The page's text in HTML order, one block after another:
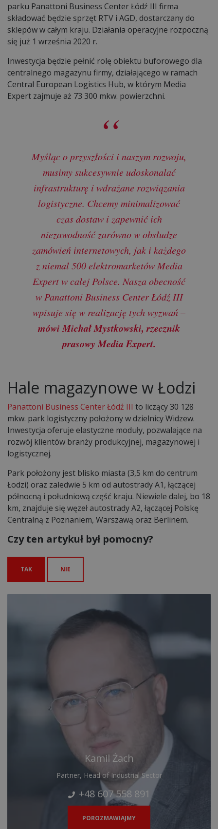
parku Panattoni Business Center Łódź III firma
składować będzie sprzęt RTV i AGD, dostarczany do
sklepów w całym kraju. Działania operacyjne rozpoczną
się już 1 września 2020 r.
Inwestycja będzie pełnić rolę obiektu buforowego dla
centralnego magazynu firmy, działającego w ramach
Central European Logistics Hub, w którym Media
Expert zajmuje aż 73 300 mkw. powierzchni.
Myśląc o przyszłości i naszym rozwoju,
musimy sukcesywnie udoskonalać
infrastrukturę i wdrażane rozwiązania
logistyczne. Chcemy minimalizować
czas dostaw i zapewnić ich
niezawodność zarówno w obsłudze
zamówień internetowych, jak i każdego
z niemal 500 elektromarketów Media
Expert w całej Polsce. Nasza obecność
w Panattoni Business Center Łódź III
wpisuje się w realizację tych wyzwań –
mówi Michał Mystkowski, rzecznik
prasowy Media Expert.
Hale magazynowe w Łodzi
Panattoni Business Center Łódź III to liczący 30 128
mkw. park logistyczny położony w dzielnicy Widzew.
Inwestycja oferuje elastyczne moduły, pozwalające na
rozwój klientów branży produkcyjnej, magazynowej i
logistycznej.
Park położony jest blisko miasta (3,5 km do centrum
Łodzi) oraz zaledwie 5 km od autostrady A1, łączącej
północną i południową część kraju. Niewiele dalej, bo 18
km, znajduje się węzeł autostrady A2, łączącej Polskę
Centralną z Poznaniem, Warszawą oraz Berlinem.
Czy ten artykuł był pomocny?
TAK NIE
Kamil Żach
Partner, Head of Industrial Sector
+48 607 558 891
POROZMAWIAJMY